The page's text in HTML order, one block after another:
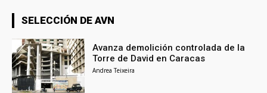
SELECCIÓN DE AVN
Avanza demolición controlada de la
Torre de David en Caracas
Andrea Teixeira